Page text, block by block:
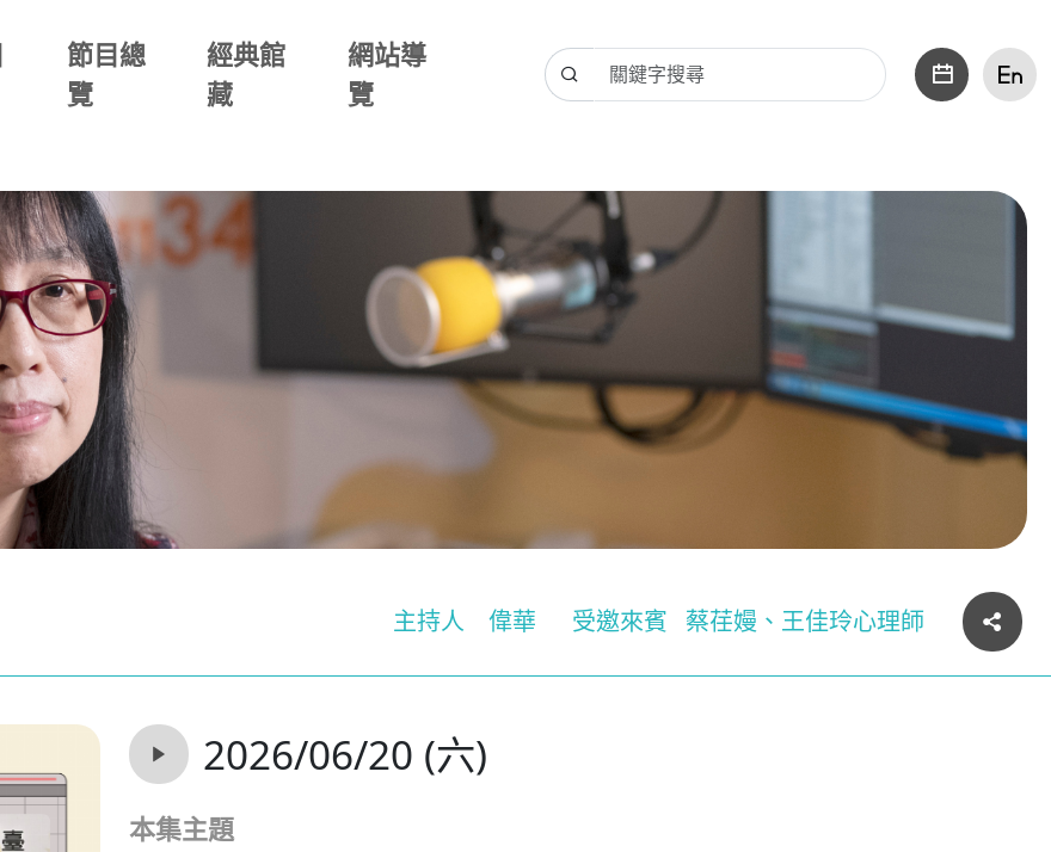
節目總
覽
經典館
藏
網站導
覽
主持人 偉華 受邀來賓 蔡荏嫚、王佳玲心理師
2026/06/20 (六)
本集主題